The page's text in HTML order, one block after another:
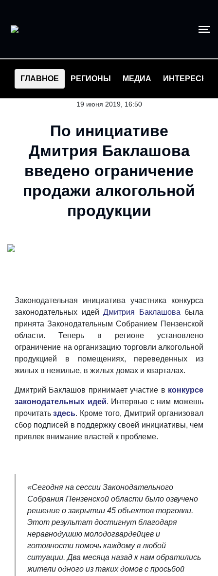
ГЛАВНОЕ РЕГИОНЫ МЕДИА ИНТЕРЕСНОЕ
19 июня 2019, 16:50
По инициативе
Дмитрия Баклашова
введено ограничение
продажи алкогольной
продукции
Законодательная инициатива участника конкурса
законодательных идей Дмитрия Баклашова была
принята Законодательным Собранием Пензенской
области. Теперь в регионе установлено
ограничение на организацию торговли алкогольной
продукцией в помещениях, переведенных из
жилых в нежилые, в жилых домах и кварталах.
Дмитрий Баклашов принимает участие в конкурсе
законодательных идей. Интервью с ним можешь
прочитатьздесь. Кроме того, Дмитрий организовал
сбор подписей в поддержку своей инициативы, чем
привлек внимание властей к проблеме.
«Сегодня на сессии Законодательного
Собрания Пензенской области было озвучено
решение о закрытии 45 объектов торговли.
Этот результат достигнут благодаря
неравнодушию молодогвардейцев и
готовности помочь каждому в любой
ситуации. Два месяца назад к нам обратились
жители одного из таких домов с просьбой